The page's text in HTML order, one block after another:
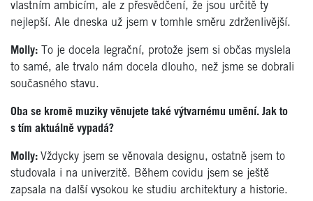
vlastním ambicím, ale z přesvědčení, že jsou určitě ty
nejlepší. Ale dneska už jsem v tomhle směru zdrženlivější.
Molly: To je docela legrační, protože jsem si občas myslela
to samé, ale trvalo nám docela dlouho, než jsme se dobrali
současného stavu.
Oba se kromě muziky věnujete také výtvarnému umění. Jak to
s tím aktuálně vypadá?
Molly: Vždycky jsem se věnovala designu, ostatně jsem to
studovala i na univerzitě. Během covidu jsem se ještě
zapsala na další vysokou ke studiu architektury a historie.